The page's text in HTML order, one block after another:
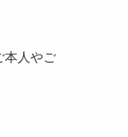
本人やご